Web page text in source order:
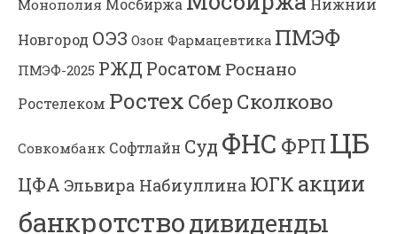
Монополия Мосбиржа
Нижний
Новгород ОЭЗ Озон Фармацевтика ПМЭФ
ПМЭФ-2025 РЖД Росатом Роснано
Ростелеком Ростех Сбер Сколково
Совкомбанк Софтлайн Суд ФНС ФРП ЦБ
ЦФА Эльвира Набиуллина ЮГК акции
банкротстводивиденды